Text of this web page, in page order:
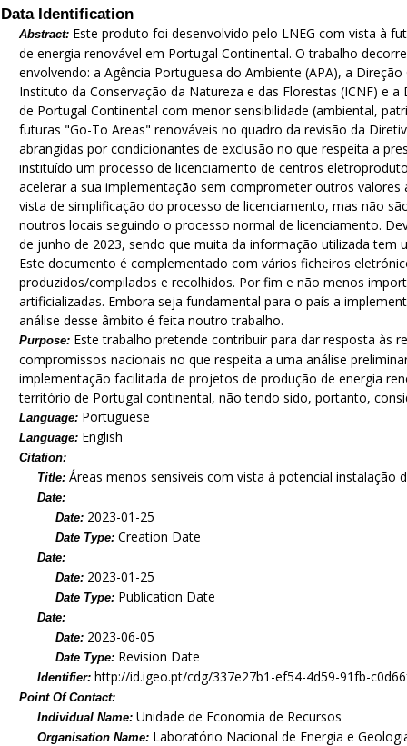
Data Identification
Abstract: Este produto foi desenvolvido pelo LNEG com vista à
de energia renovável em Portugal Continental. O trabalho
envolvendo: a Agência Portuguesa do Ambiente (APA), a
Instituto da Conservação da Natureza e das Florestas (ICNF) e
de Portugal Continental com menor sensibilidade (ambiental,
futuras "Go-To Areas" renováveis no quadro da revisão da
abrangidas por condicionantes de exclusão no que respeita a
instituído um processo de licenciamento de centros
acelerar a sua implementação sem comprometer outros
vista de simplificação do processo de licenciamento, mas não
noutros locais seguindo o processo normal de licenciamento.
de junho de 2023, sendo que muita da informação utilizada
Este documento é complementado com vários ficheiros
produzidos/compilados e recolhidos. Por fim e não menos
artificializadas. Embora seja fundamental para o país a
análise desse âmbito é feita noutro trabalho.
Purpose: Este trabalho pretende contribuir para dar resposta às
compromissos nacionais no que respeita a uma análise
implementação facilitada de projetos de produção de energia
território de Portugal continental, não tendo sido, portanto,
Language: Portuguese
Language: English
Citation:
Title:Áreas menos sensíveis com vista à potencial instalação
Date:
Date: 2023-01-25
Date Type:Creation Date
Date:
Date: 2023-01-25
Date Type: Publication Date
Date:
Date: 2023-06-05
Date Type: Revision Date
Identifier: http://id.igeo.pt/cdg/337e27b1-ef54-4d59-91fb-
Point Of Contact:
Individual Name:Unidade de Economia de Recursos
Organisation Name: Laboratório Nacional de Energia e